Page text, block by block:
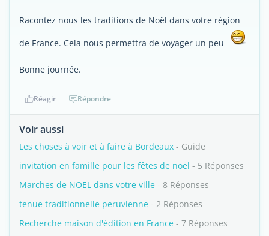
Racontez nous les traditions de Noël dans votre région
de France. Cela nous permettra de voyager un peu
Bonne journée.
Réagir Répondre
Voir aussi
Les choses à voir et à faire à Bordeaux - Guide
invitation en famille pour les fêtes de noël - 5 Réponses
Marches de NOEL dans votre ville - 8 Réponses
tenue traditionnelle peruvienne - 2 Réponses
Recherche maison d'édition en France - 7 Réponses